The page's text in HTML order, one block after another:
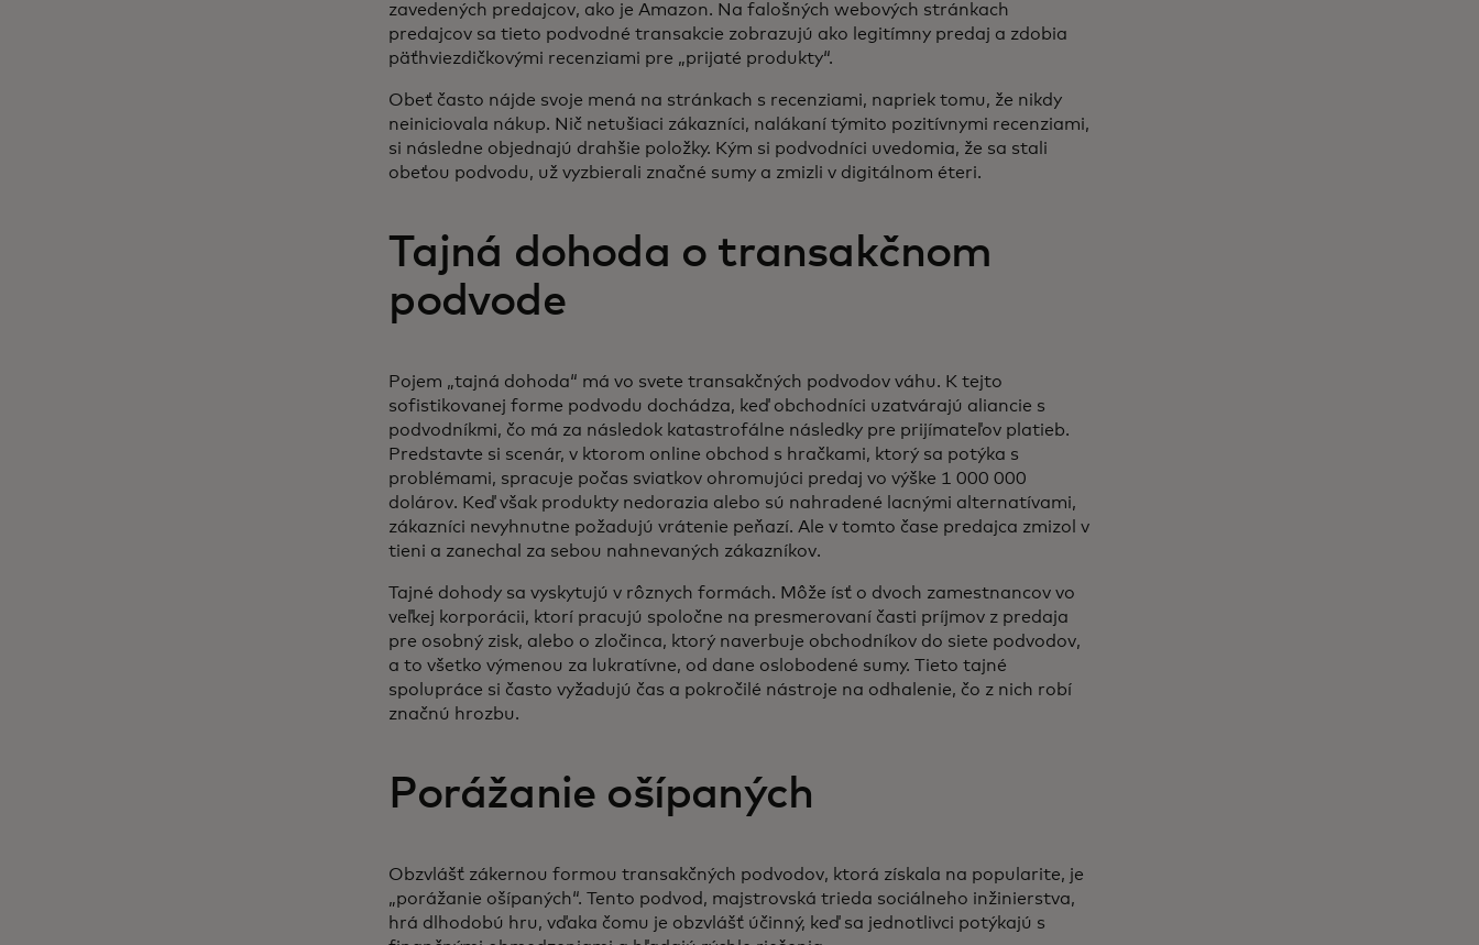
zavedených predajcov, ako je Amazon. Na falošných webových stránkach
predajcov sa tieto podvodné transakcie zobrazujú ako legitímny predaj a zdobia
päťhviezdičkovými recenziami pre „prijaté produkty“.
Obeť často nájde svoje mená na stránkach s recenziami, napriek tomu, že nikdy
neiniciovala nákup. Nič netušiaci zákazníci, nalákaní týmito pozitívnymi recenziami,
si následne objednajú drahšie položky. Kým si podvodníci uvedomia, že sa stali
obeťou podvodu, už vyzbierali značné sumy a zmizli v digitálnom éteri.
Tajná dohoda o transakčnom
podvode
Pojem „tajná dohoda“ má vo svete transakčných podvodov váhu. K tejto
sofistikovanej forme podvodu dochádza, keď obchodníci uzatvárajú aliancie s
podvodníkmi, čo má za následok katastrofálne následky pre prijímateľov platieb.
Predstavte si scenár, v ktorom online obchod s hračkami, ktorý sa potýka s
problémami, spracuje počas sviatkov ohromujúci predaj vo výške 1 000 000
dolárov. Keď však produkty nedorazia alebo sú nahradené lacnými alternatívami,
zákazníci nevyhnutne požadujú vrátenie peňazí. Ale v tomto čase predajca zmizol v
tieni a zanechal za sebou nahnevaných zákazníkov.
Tajné dohody sa vyskytujú v rôznych formách. Môže ísť o dvoch zamestnancov vo
veľkej korporácii, ktorí pracujú spoločne na presmerovaní časti príjmov z predaja
pre osobný zisk, alebo o zločinca, ktorý naverbuje obchodníkov do siete podvodov,
a to všetko výmenou za lukratívne, od dane oslobodené sumy. Tieto tajné
spolupráce si často vyžadujú čas a pokročilé nástroje na odhalenie, čo z nich robí
značnú hrozbu.
Porážanie ošípaných
Obzvlášť zákernou formou transakčných podvodov, ktorá získala na popularite, je
„porážanie ošípaných“. Tento podvod, majstrovská trieda sociálneho inžinierstva,
hrá dlhodobú hru, vďaka čomu je obzvlášť účinný, keď sa jednotlivci potýkajú s